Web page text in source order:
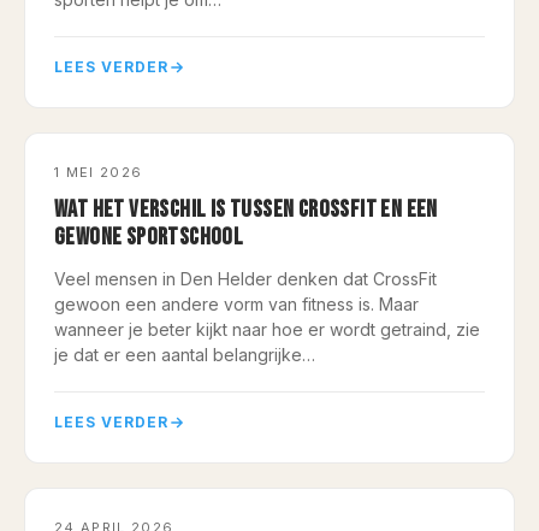
LEES VERDER
1 MEI 2026
WAT HET VERSCHIL IS TUSSEN CROSSFIT EN EEN
GEWONE SPORTSCHOOL
Veel mensen in Den Helder denken dat CrossFit
gewoon een andere vorm van fitness is. Maar
wanneer je beter kijkt naar hoe er wordt getraind, zie
je dat er een aantal belangrijke…
LEES VERDER
24 APRIL 2026